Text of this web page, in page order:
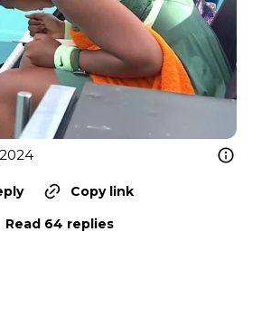
Copy link
Read 64 replies